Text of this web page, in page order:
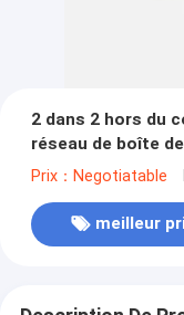
2 dans 2 hors du
réseau de boîte
noyaux
Prix：Negotiatable
meilleur